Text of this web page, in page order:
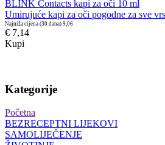
BLINK Contacts kapi za oči 10 ml
Umirujuće kapi za oči pogodne za sve
Najniža cijena (30 dana) 9,06
€ 7,14
Kupi
Kategorije
Početna
BEZRECEPTNI LIJEKOVI
SAMOLIJEČENJE